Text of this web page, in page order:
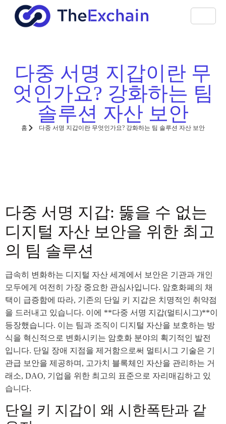
다중 서명 지갑이란 무
엇인가요? 강화하는 팀
솔루션 자산 보안
홈 다중 서명 지갑이란 무엇인가요? 강화하는 팀 솔루션 자산 보안
다중 서명 지갑: 뚫을 수 없는
디지털 자산 보안을 위한 최고
의 팀 솔루션
급속히 변화하는 디지털 자산 세계에서 보안은 기관과 개인
모두에게 여전히 가장 중요한 관심사입니다. 암호화폐의 채
택이 급증함에 따라, 기존의 단일 키 지갑은 치명적인 취약점
을 드러내고 있습니다. 이에 **다중 서명 지갑(멀티시그)**이
등장했습니다. 이는 팀과 조직이 디지털 자산을 보호하는 방
식을 혁신적으로 변화시키는 암호화 분야의 획기적인 발전
입니다. 단일 장애 지점을 제거함으로써 멀티시그 기술은 기
관급 보안을 제공하며, 고가치 블록체인 자산을 관리하는 거
래소, DAO, 기업을 위한 최고의 표준으로 자리매김하고 있
습니다.
단일 키 지갑이 왜 시한폭탄과 같